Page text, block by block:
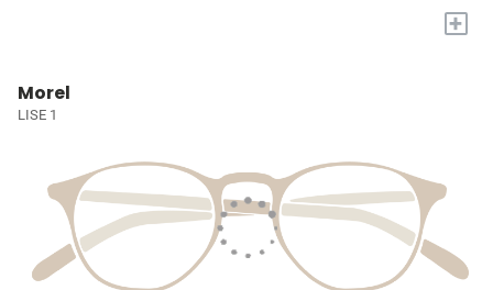
+
Morel
LISE 1